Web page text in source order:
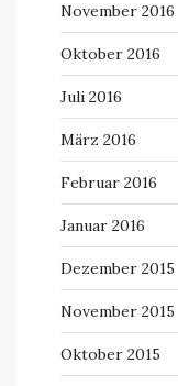
November 2016
Oktober 2016
Juli 2016
März 2016
Februar 2016
Januar 2016
Dezember 2015
November 2015
Oktober 2015